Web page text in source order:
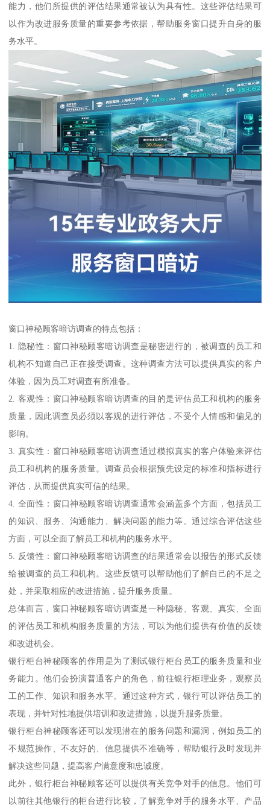
能力，他们所提供的评估结果通常被认为具有性。这些评估结果可
以作为改进服务质量的重要参考依据，帮助服务窗口提升自身的服
务水平。
窗口神秘顾客暗访调查的特点包括：
1. 隐秘性：窗口神秘顾客暗访调查是秘密进行的，被调查的员工和
机构不知道自己正在接受调查。这种调查方法可以提供真实的客户
体验，因为员工对调查有所准备。
2. 客观性：窗口神秘顾客暗访调查的目的是评估员工和机构的服务
质量，因此调查员必须以客观的进行评估，不受个人情感和偏见的
影响。
3. 真实性：窗口神秘顾客暗访调查通过模拟真实的客户体验来评估
员工和机构的服务质量。调查员会根据预先设定的标准和指标进行
评估，从而提供真实可信的结果。
4. 全面性：窗口神秘顾客暗访调查通常会涵盖多个方面，包括员工
的知识、服务、沟通能力、解决问题的能力等。通过综合评估这些
方面，可以全面了解员工和机构的服务水平。
5. 反馈性：窗口神秘顾客暗访调查的结果通常会以报告的形式反馈
给被调查的员工和机构。这些反馈可以帮助他们了解自己的不足之
处，并采取相应的改进措施，提升服务质量。
总体而言，窗口神秘顾客暗访调查是一种隐秘、客观、真实、全面
的评估员工和机构服务质量的方法，可以为他们提供有价值的反馈
和改进机会。
银行柜台神秘顾客的作用是为了测试银行柜台员工的服务质量和业
务能力。他们会扮演普通客户的角色，前往银行柜理业务，观察员
工的工作、知识和服务水平。通过这种方式，银行可以评估员工的
表现，并针对性地提供培训和改进措施，以提升服务质量。
银行柜台神秘顾客还可以发现潜在的服务问题和漏洞，例如员工的
不规范操作、不友好的、信息提供不准确等，帮助银行及时发现并
解决这些问题，提高客户满意度和忠诚度。
此外，银行柜台神秘顾客还可以提供有关竞争对手的信息。他们可
以前往其他银行的柜台进行比较，了解竞争对手的服务水平、产品